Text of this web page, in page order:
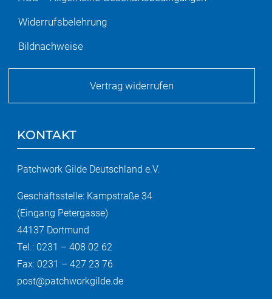
Widerrufsbelehrung
Bildnachweise
Vertrag widerrufen
KONTAKT
Patchwork Gilde Deutschland e.V.
Geschäftsstelle: Kampstraße 34
(Eingang Petergasse)
44137 Dortmund
Tel.: 0231 – 408 02 62
Fax: 0231 – 427 23 76
post@patchworkgilde.de